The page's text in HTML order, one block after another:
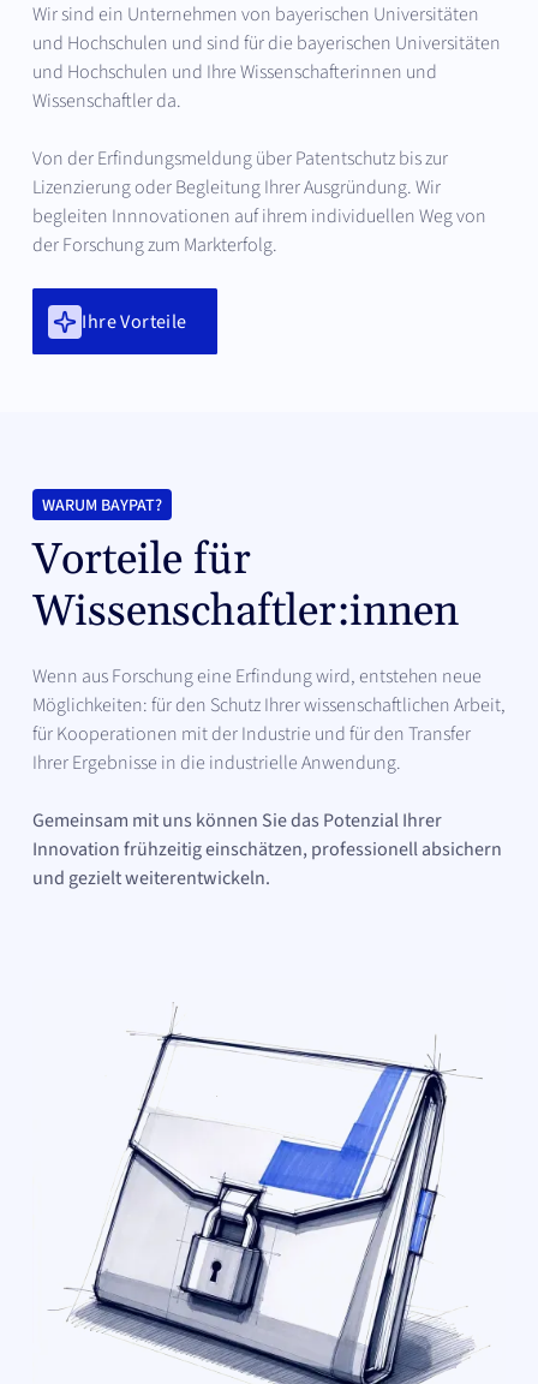
Wir sind ein Unternehmen von bayerischen Universitäten
und Hochschulen und sind für die bayerischen Universitäten
und Hochschulen und Ihre Wissenschafterinnen und
Wissenschaftler da.
Von der Erfindungsmeldung über Patentschutz bis zur
Lizenzierung oder Begleitung Ihrer Ausgründung. Wir
begleiten Innnovationen auf ihrem individuellen Weg von
der Forschung zum Markterfolg.
Ihre Vorteile
WARUM BAYPAT?
Vorteile für
Wissenschaftler:innen
Wenn aus Forschung eine Erfindung wird, entstehen neue
Möglichkeiten: für den Schutz Ihrer wissenschaftlichen Arbeit,
für Kooperationen mit der Industrie und für den Transfer
Ihrer Ergebnisse in die industrielle Anwendung.
Gemeinsam mit uns können Sie das Potenzial Ihrer
Innovation frühzeitig einschätzen, professionell absichern
und gezielt weiterentwickeln.